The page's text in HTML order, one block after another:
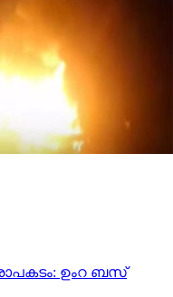
ഉംറ ബസ്